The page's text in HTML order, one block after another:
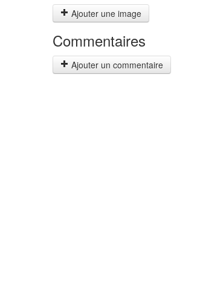
Ajouter une image
Commentaires
Ajouter un commentaire